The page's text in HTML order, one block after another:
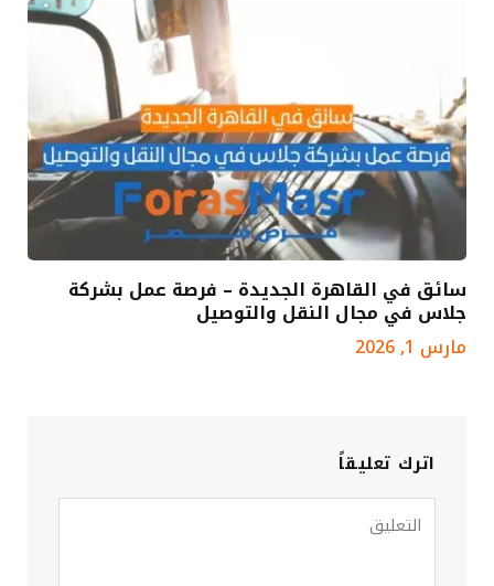
سائق في القاهرة الجديدة – فرصة عمل بشركة
جلاس في مجال النقل والتوصيل
مارس 1, 2026
اترك تعليقاً